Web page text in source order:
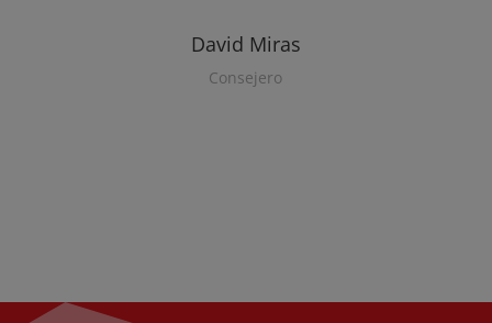
David Miras
Consejero